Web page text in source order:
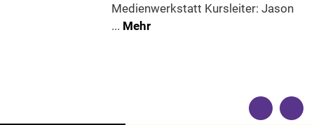
Medienwerkstatt Kursleiter: Jason
... Mehr